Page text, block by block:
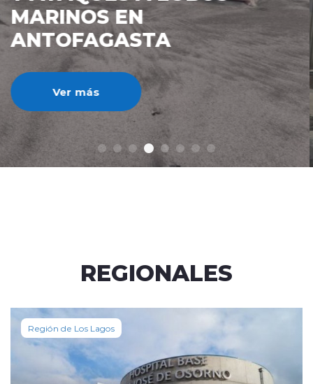
IMPUESTO AL CRÉDITO
HIPOTECARIO A UN 3%
Ver más
REGIONALES
Región de Los Lagos